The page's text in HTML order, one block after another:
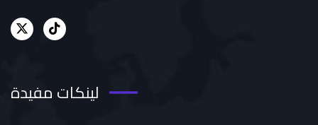
لينكات مفيدة